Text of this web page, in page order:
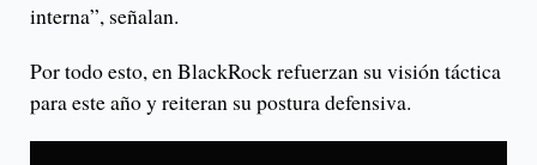
interna”, señalan.
Por todo esto, en BlackRock refuerzan su visión táctica
para este año y reiteran su postura defensiva.